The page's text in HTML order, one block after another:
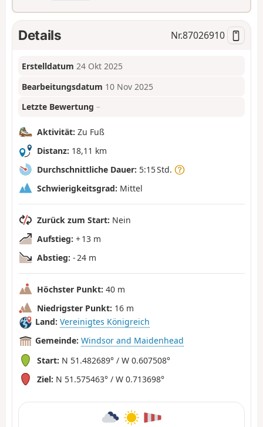
Details Nr.87026910
Erstelldatum 24 Okt 2025
Bearbeitungsdatum 10 Nov 2025
Letzte Bewertung –
Aktivität: Zu Fuß
Distanz: 18,11 km
Durchschnittliche Dauer: 5:15 Std.
Schwierigkeitsgrad: Mittel
Zurück zum Start: Nein
Aufstieg: + 13 m
Abstieg: - 24 m
Höchster Punkt: 40 m
Niedrigster Punkt: 16 m
Land: Vereinigtes Königreich
Gemeinde: Windsor and Maidenhead
Start: N 51.482689° / W 0.607508°
Ziel: N 51.575463° / W 0.713698°